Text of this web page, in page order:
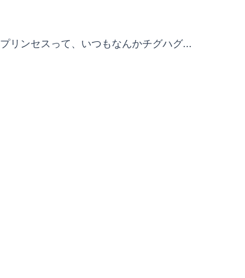
プリンセスって、いつもなんかチグハグ...